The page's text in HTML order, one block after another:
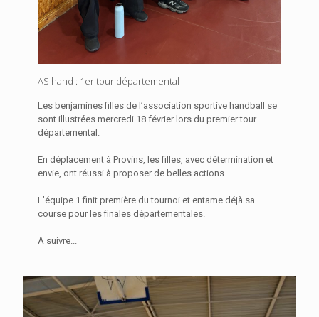
AS hand : 1er tour départemental
Les benjamines filles de l’association sportive handball se
sont illustrées mercredi 18 février lors du premier tour
départemental.
En déplacement à Provins, les filles, avec détermination et
envie, ont réussi à proposer de belles actions.
L’équipe 1 finit première du tournoi et entame déjà sa
course pour les finales départementales.
A suivre...